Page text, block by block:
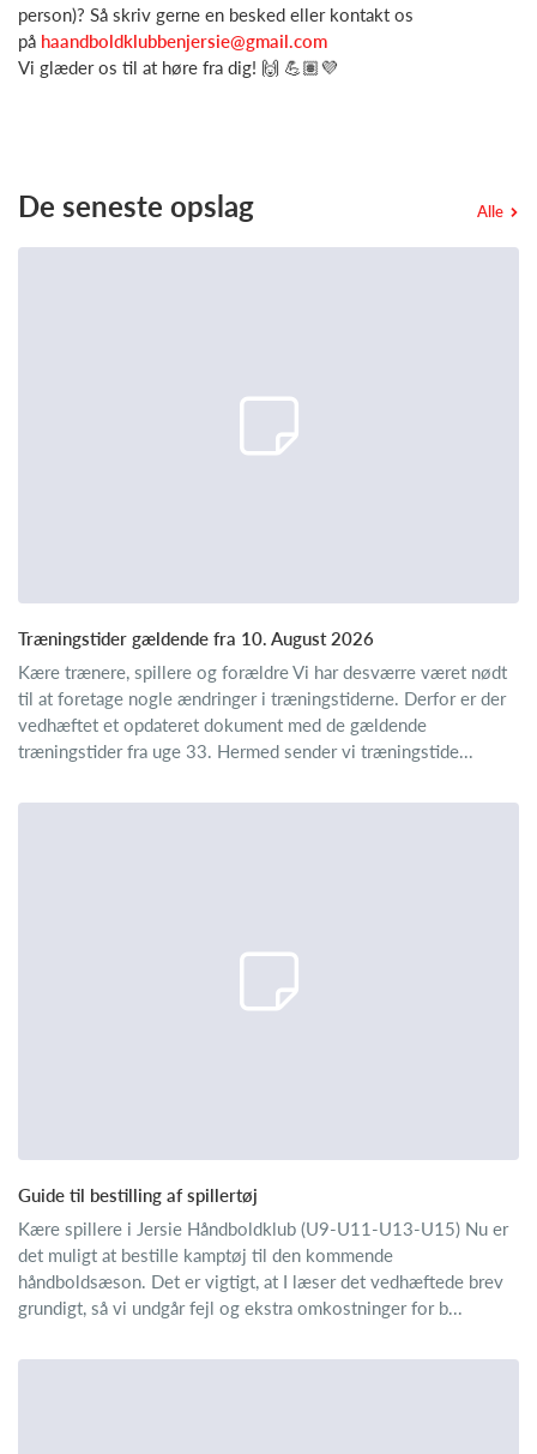
person)? Så skriv gerne en besked eller kontakt os
på haandboldklubbenjersie@gmail.com
Vi glæder os til at høre fra dig! 🙌 💪🏽💜
De seneste opslag Alle
Træningstider gældende fra 10. August 2026
Kære trænere, spillere og forældre Vi har desværre været nødt
til at foretage nogle ændringer i træningstiderne. Derfor er der
vedhæftet et opdateret dokument med de gældende
træningstider fra uge 33. Hermed sender vi træningstide...
Guide til bestilling af spillertøj
Kære spillere i Jersie Håndboldklub (U9-U11-U13-U15) Nu er
det muligt at bestille kamptøj til den kommende
håndboldsæson. Det er vigtigt, at I læser det vedhæftede brev
grundigt, så vi undgår fejl og ekstra omkostninger for b...